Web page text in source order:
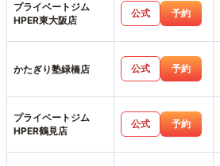
プライベートジム
HPER東大阪店
公式 予約
かたぎり塾緑橋店 公式 予約
プライベートジム
HPER鶴見店
公式 予約